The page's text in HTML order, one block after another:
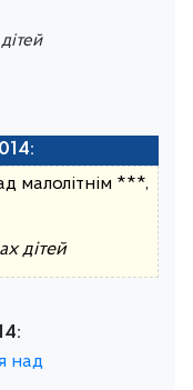
малолітнім ***,
дітей
над